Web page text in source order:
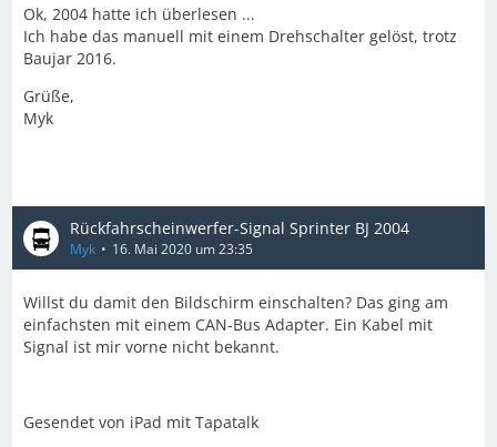
Ok, 2004 hatte ich überlesen ...
Ich habe das manuell mit einem Drehschalter gelöst, trotz
Baujar 2016.
Grüße,
Myk
Rückfahrscheinwerfer-Signal Sprinter BJ 2004
Myk 16. Mai 2020 um 23:35
Willst du damit den Bildschirm einschalten? Das ging am
einfachsten mit einem CAN-Bus Adapter. Ein Kabel mit
Signal ist mir vorne nicht bekannt.
Gesendet von iPad mit Tapatalk